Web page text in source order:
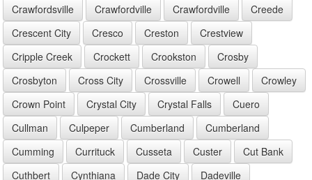
Crawfordsville
Crawfordville Crawfordville
Creede
Crescent City
Cresco Creston
Crestview
Cripple Creek
Crockett Crookston
Crosby
Crosbyton
Cross City Crossville Crowell
Crowley
Crown Point
Crystal City Crystal Falls
Cuero
Cullman
Culpeper Cumberland
Cumberland
Cumming
Currituck Cusseta Custer
Cut Bank
Cuthbert
Cynthiana Dade City
Dadeville